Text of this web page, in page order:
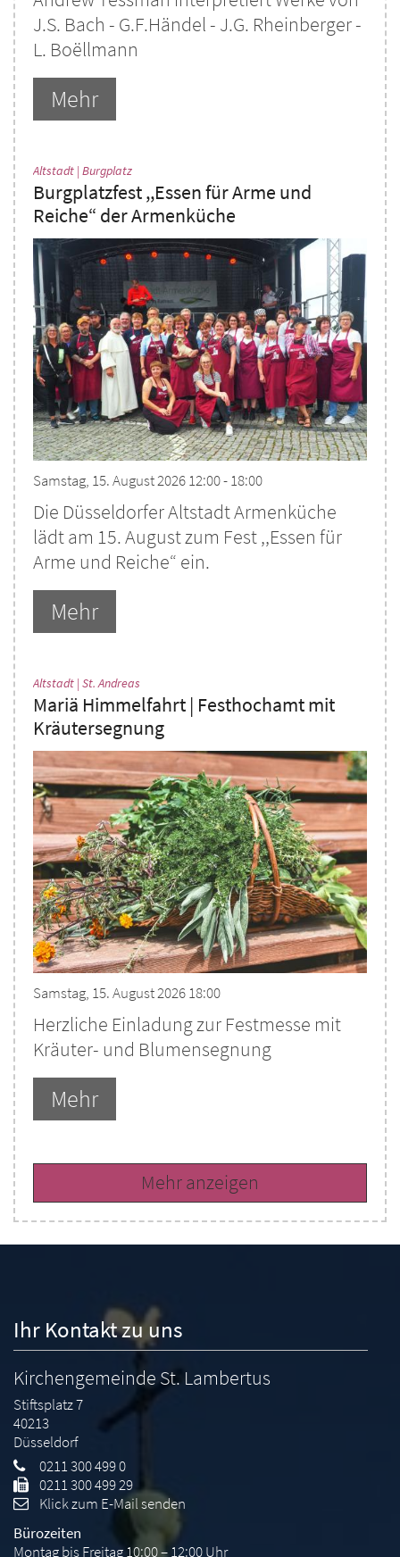
J.S. Bach - G.F.Händel - J.G. Rheinberger -
L. Boëllmann
Mehr
Altstadt | Burgplatz:
Burgplatzfest ,,Essen für Arme und
Reiche“ der Armenküche
Samstag, 15. August 2026 12:00 - 18:00
Die Düsseldorfer Altstadt Armenküche
lädt am 15. August zum Fest ,,Essen für
Arme und Reiche“ ein.
Mehr
Altstadt | St. Andreas
Mariä Himmelfahrt | Festhochamt mit
Kräutersegnung
Samstag, 15. August 2026 18:00
Herzliche Einladung zur Festmesse mit
Kräuter- und Blumensegnung
Mehr
Mehr anzeigen
Ihr Kontakt zu uns
Kirchengemeinde St. Lambertus
Stiftsplatz 7
40213
Düsseldorf
0211 300 499 0
0211 300 499 29
Klick zum E-Mail senden
Bürozeiten
Montag bis Freitag 10:00 – 12:00 Uhr